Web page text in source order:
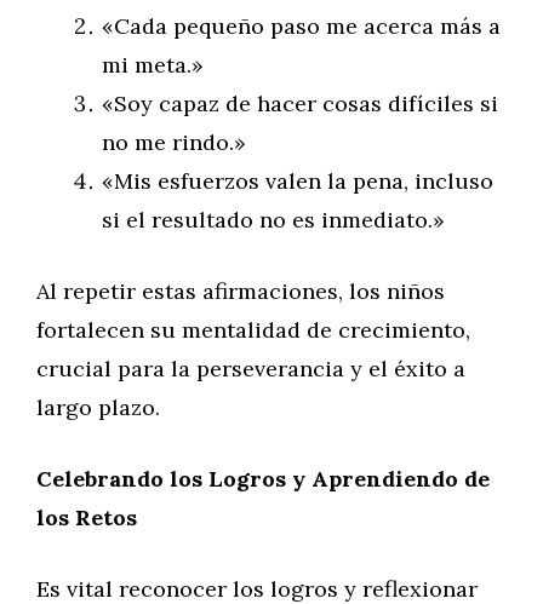
«Cada pequeño paso me acerca más a
mi meta.»
«Soy capaz de hacer cosas difíciles si
no me rindo.»
«Mis esfuerzos valen la pena, incluso
si el resultado no es inmediato.»
Al repetir estas afirmaciones, los niños
fortalecen su mentalidad de crecimiento,
crucial para la perseverancia y el éxito a
largo plazo.
Celebrando los Logros y Aprendiendo de
los Retos
Es vital reconocer los logros y reflexionar